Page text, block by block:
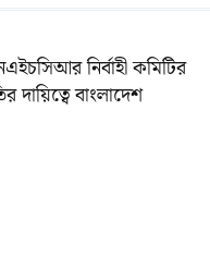
নির্বাহী কমিটির
দায়িত্বে বাংলাদেশ